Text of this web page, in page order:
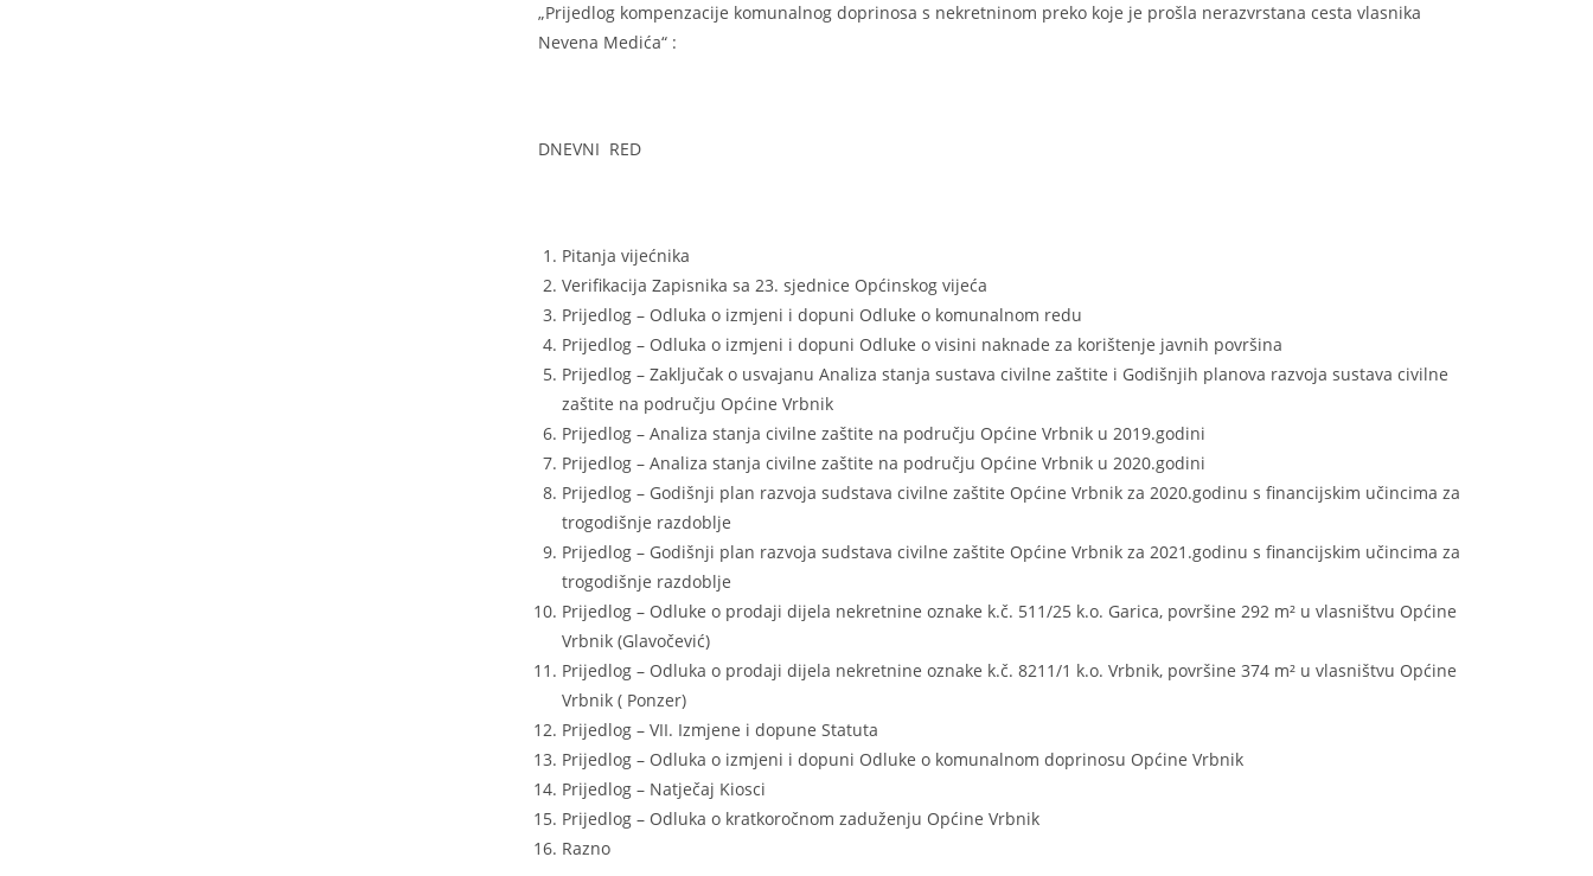
„Prijedlog kompenzacije komunalnog doprinosa s nekretninom preko koje je prošla nerazvrstana cesta vlasnika
Nevena Medića“ :
DNEVNI RED
Pitanja vijećnika
Verifikacija Zapisnika sa 23. sjednice Općinskog vijeća
Prijedlog – Odluka o izmjeni i dopuni Odluke o komunalnom redu
Prijedlog – Odluka o izmjeni i dopuni Odluke o visini naknade za korištenje javnih površina
Prijedlog – Zaključak o usvajanu Analiza stanja sustava civilne zaštite i Godišnjih planova razvoja sustava civilne
zaštite na području Općine Vrbnik
Prijedlog – Analiza stanja civilne zaštite na području Općine Vrbnik u 2019.godini
Prijedlog – Analiza stanja civilne zaštite na području Općine Vrbnik u 2020.godini
Prijedlog – Godišnji plan razvoja sudstava civilne zaštite Općine Vrbnik za 2020.godinu s financijskim učincima za
trogodišnje razdoblje
Prijedlog – Godišnji plan razvoja sudstava civilne zaštite Općine Vrbnik za 2021.godinu s financijskim učincima za
trogodišnje razdoblje
Prijedlog – Odluke o prodaji dijela nekretnine oznake k.č. 511/25 k.o. Garica, površine 292 m² u vlasništvu Općine
Vrbnik (Glavočević)
Prijedlog – Odluka o prodaji dijela nekretnine oznake k.č. 8211/1 k.o. Vrbnik, površine 374 m² u vlasništvu Općine
Vrbnik ( Ponzer)
Prijedlog – VII. Izmjene i dopune Statuta
Prijedlog – Odluka o izmjeni i dopuni Odluke o komunalnom doprinosu Općine Vrbnik
Prijedlog – Natječaj Kiosci
Prijedlog – Odluka o kratkoročnom zaduženju Općine Vrbnik
Razno